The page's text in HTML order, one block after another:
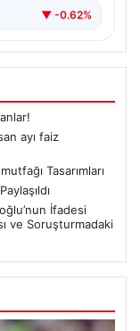
▼ -0.62%
ayı faiz
Tasarımları
İfadesi
ve Soruşturmadaki